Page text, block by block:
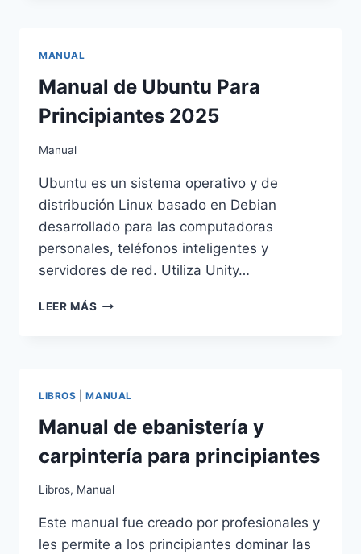
MANUAL
Manual de Ubuntu Para
Principiantes 2025
Manual
Ubuntu es un sistema operativo y de
distribución Linux basado en Debian
desarrollado para las computadoras
personales, teléfonos inteligentes y
servidores de red. Utiliza Unity…
LEER MÁS MANUAL
LIBROS |MANUAL
Manual de ebanistería y
carpintería para principiantes
Libros, Manual
Este manual fue creado por profesionales y
les permite a los principiantes dominar las